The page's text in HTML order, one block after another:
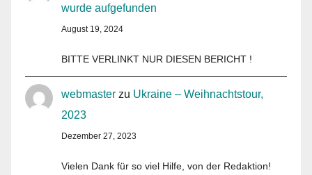
wurde aufgefunden
August 19, 2024
BITTE VERLINKT NUR DIESEN BERICHT !
webmaster zu Ukraine – Weihnachtstour,
2023
Dezember 27, 2023
Vielen Dank für so viel Hilfe, von der Redaktion!